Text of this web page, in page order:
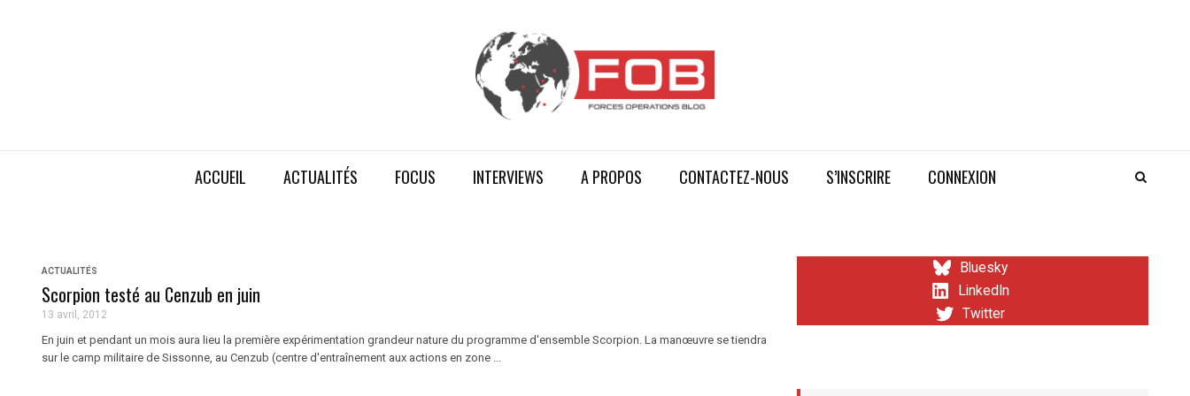
ACCUEIL ACTUALITÉS FOCUS INTERVIEWS A PROPOS CONTACTEZ-NOUS S’INSCRIRE CONNEXION
ACTUALITÉS
Scorpion testé au Cenzub en juin
13 avril, 2012
En juin et pendant un mois aura lieu la première expérimentation grandeur nature du programme d'ensemble Scorpion. La manœuvre se tiendra
sur le camp militaire de Sissonne, au Cenzub (centre d'entraînement aux actions en zone ...
Bluesky
LinkedIn
Twitter